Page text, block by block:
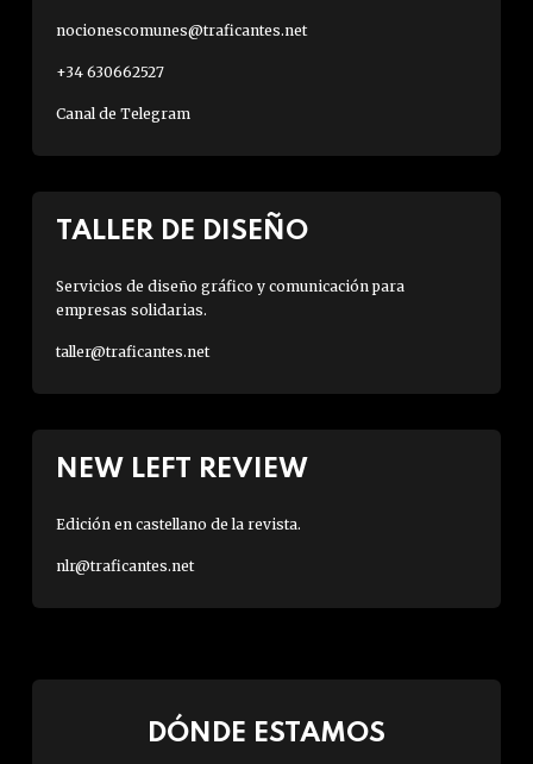
nocionescomunes@traficantes.net
+34 630662527
Canal de Telegram
TALLER DE DISEÑO
Servicios de diseño gráfico y comunicación para
empresas solidarias.
taller@traficantes.net
NEW LEFT REVIEW
Edición en castellano de la revista.
nlr@traficantes.net
DÓNDE ESTAMOS